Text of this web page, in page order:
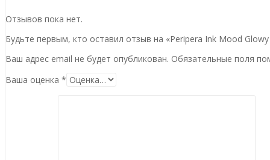
Отзывов пока нет.
Будьте первым, кто оставил отзыв на «Peripera Ink Mood
Ваш адрес email не будет опубликован. Обязательные поля
Ваша оценка *